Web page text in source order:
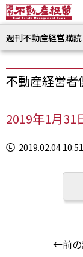
週刊不動産経営購読
不動産経営者
2019年1月31
2019.02.04 10:51
←前の